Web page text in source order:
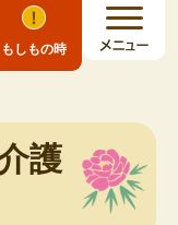
もしもの時
護